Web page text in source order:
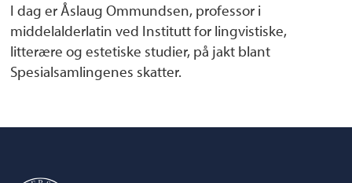
I dag er Åslaug Ommundsen, professor i
middelalderlatin ved Institutt for lingvistiske,
litterære og estetiske studier, på jakt blant
Spesialsamlingenes skatter.